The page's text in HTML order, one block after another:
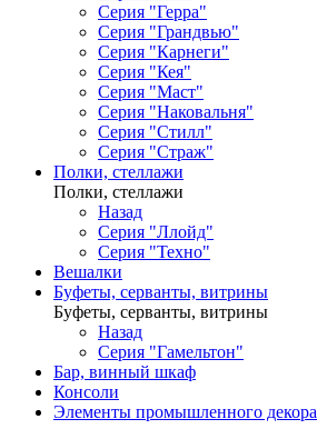
Серия "Герра"
Серия "Грандвью"
Серия "Карнеги"
Серия "Кея"
Серия "Маст"
Серия "Наковальня"
Серия "Стилл"
Серия "Страж"
Полки, стеллажи
Полки, стеллажи
Назад
Серия "Ллойд"
Серия "Техно"
Вешалки
Буфеты, серванты, витрины
Буфеты, серванты, витрины
Назад
Серия "Гамельтон"
Бар, винный шкаф
Консоли
Элементы промышленного декора